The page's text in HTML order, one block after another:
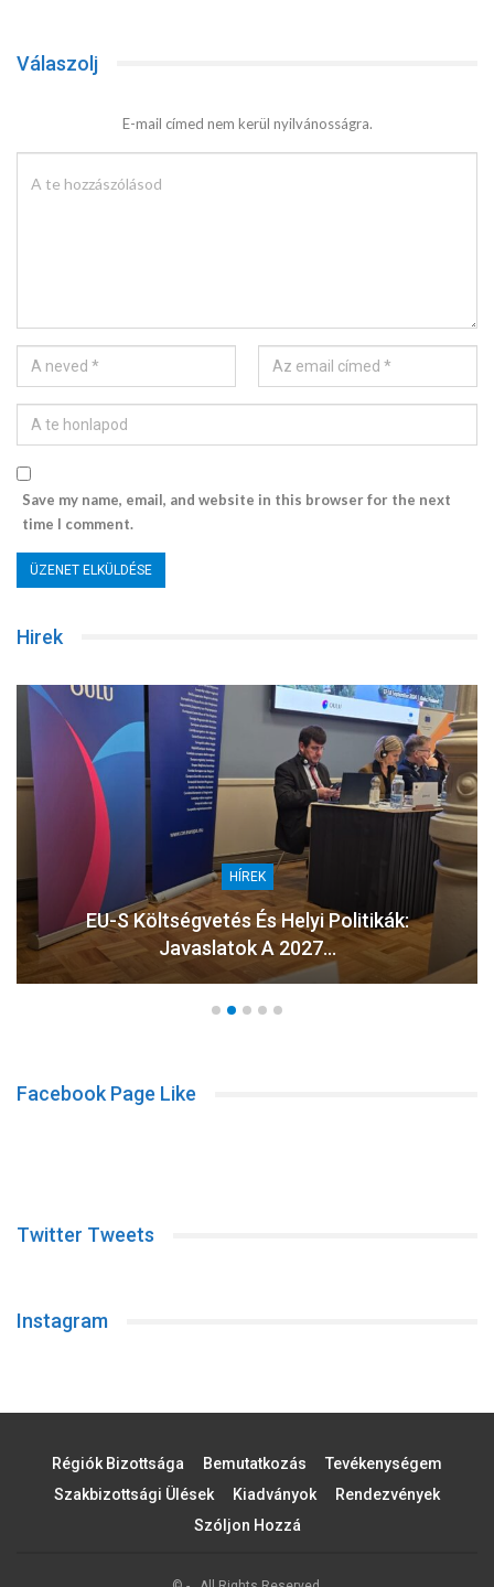
Válaszolj
E-mail címed nem kerül nyilvánosságra.
Save my name, email, and website in this browser for the next
time I comment.
Hirek
HÍREK
EU-S Költségvetés És Helyi Politikák:
Javaslatok A 2027…
Facebook Page Like
Twitter Tweets
Instagram
Régiók Bizottsága Bemutatkozás
Tevékenységem
Szakbizottsági Ülések
Kiadványok
Rendezvények
Szóljon Hozzá